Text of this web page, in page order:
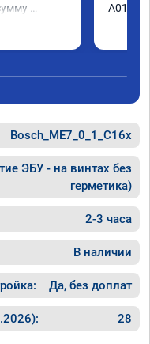
время 2.5
👍
Bosch_ME7_0_1_C16x
ЭБУ - на винтах без
герметика)
2-3 часа
В наличии
Да, без доплат
28